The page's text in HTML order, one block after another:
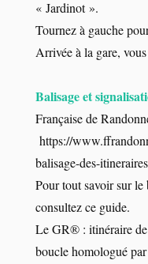
« Jardinot ».
Tournez à gauche
Arrivée à la gare,
Balisage et
Française de
https://
balisage-des-
Pour tout savoir sur le
consultezce guide.
Le GR® : itinéraire
boucle homologué